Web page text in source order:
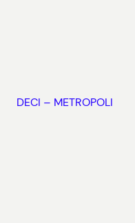
DECI – METROPOLI